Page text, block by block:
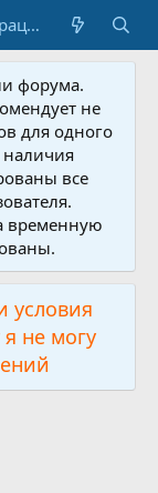
Регистрация
форума.
не
для одного
все
временную
условия
не могу